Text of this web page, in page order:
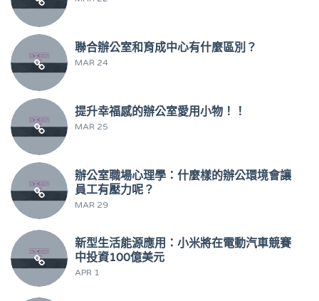
聯合辦公室和育成中心有什麼區別？
MAR 24
提升幸福感的辦公室愛用小物！！
MAR 25
辦公室職場心理學：什麼樣的辦公環境會讓
員工有壓力呢？
MAR 29
新型生活能源應用：小米將在電動汽車競賽
中投資100億美元
APR 1